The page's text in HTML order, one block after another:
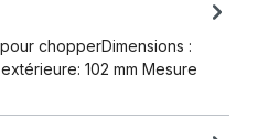
chopperDimensions :
102 mm Mesure